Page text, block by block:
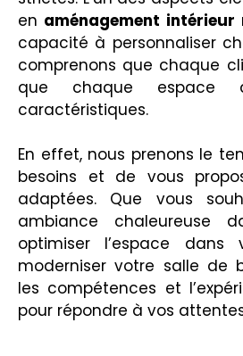
en aménagement intérieur
capacité à personnaliser
comprenons que chaque
que chaque espace
caractéristiques.
En effet, nous prenons le
besoins et de vous
adaptées. Que vous
ambiance chaleureuse
optimiser l’espace dans
moderniser votre salle de
les compétences et
pour répondre à vos